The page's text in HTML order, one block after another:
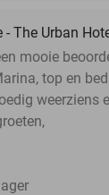
mooie
top en
weerziens